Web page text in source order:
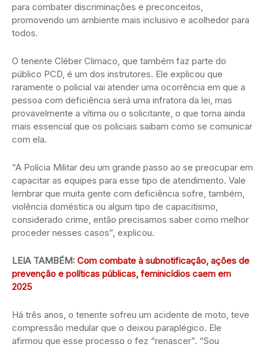
para combater discriminações e preconceitos,
promovendo um ambiente mais inclusivo e acolhedor para
todos.
O tenente Cléber Climaco, que também faz parte do
público PCD, é um dos instrutores. Ele explicou que
raramente o policial vai atender uma ocorrência em que a
pessoa com deficiência será uma infratora da lei, mas
provavelmente a vítima ou o solicitante, o que torna ainda
mais essencial que os policiais saibam como se comunicar
com ela.
“A Polícia Militar deu um grande passo ao se preocupar em
capacitar as equipes para esse tipo de atendimento. Vale
lembrar que muita gente com deficiência sofre, também,
violência doméstica ou algum tipo de capacitismo,
considerado crime, então precisamos saber como melhor
proceder nesses casos”, explicou.
LEIA TAMBÉM: Com combate à subnotificação, ações de
prevenção e políticas públicas, feminicídios caem em
2025
Há três anos, o tenente sofreu um acidente de moto, teve
compressão medular que o deixou paraplégico. Ele
afirmou que esse processo o fez “renascer”. “Sou